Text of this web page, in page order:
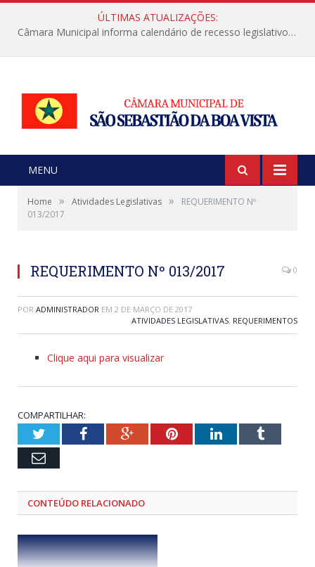
ÚLTIMAS ATUALIZAÇÕES:
Câmara Municipal informa calendário de recesso legislativo de julho
MENU
Home » Atividades Legislativas »
REQUERIMENTO Nº
013/2017
REQUERIMENTO Nº 013/2017 0
POR ADMINISTRADOR EM 2 DE MARÇO DE 2017
ATIVIDADES LEGISLATIVAS, REQUERIMENTOS
Clique aqui para visualizar
COMPARTILHAR:
TwitterFacebookGoogle+PinterestLinkedInTumblr
Email
CONTEÚDO RELACIONADO